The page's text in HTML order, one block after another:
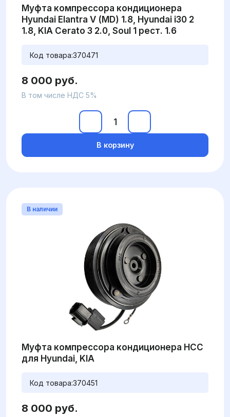
Муфта компрессора кондиционера
Hyundai Elantra V (MD) 1.8, Hyundai i30 2
1.8, KIA Cerato 3 2.0, Soul 1 рест. 1.6
Код товара:370471
8 000 руб.
В том числе НДС 5%
В корзину
В наличии
Муфта компрессора кондиционера HCC
для Hyundai, KIA
Код товара:370451
8 000 руб.